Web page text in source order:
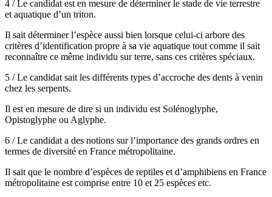
4 / Le candidat est en mesure de déterminer le stade de vie terrestre
et aquatique d’un triton.
Il sait déterminer l’espèce aussi bien lorsque celui-ci arbore des
critères d’identification propre à sa vie aquatique tout comme il sait
reconnaître ce même individu sur terre, sans ces critères spéciaux.
5 / Le candidat sait les différents types d’accroche des dents à venin
chez les serpents.
Il est en mesure de dire si un individu est Solénoglyphe,
Opistoglyphe ou Aglyphe.
6 / Le candidat a des notions sur l’importance des grands ordres en
termes de diversité en France métropolitaine.
Il sait que le nombre d’espèces de reptiles et d’amphibiens en France
métropolitaine est comprise entre 10 et 25 espèces etc.